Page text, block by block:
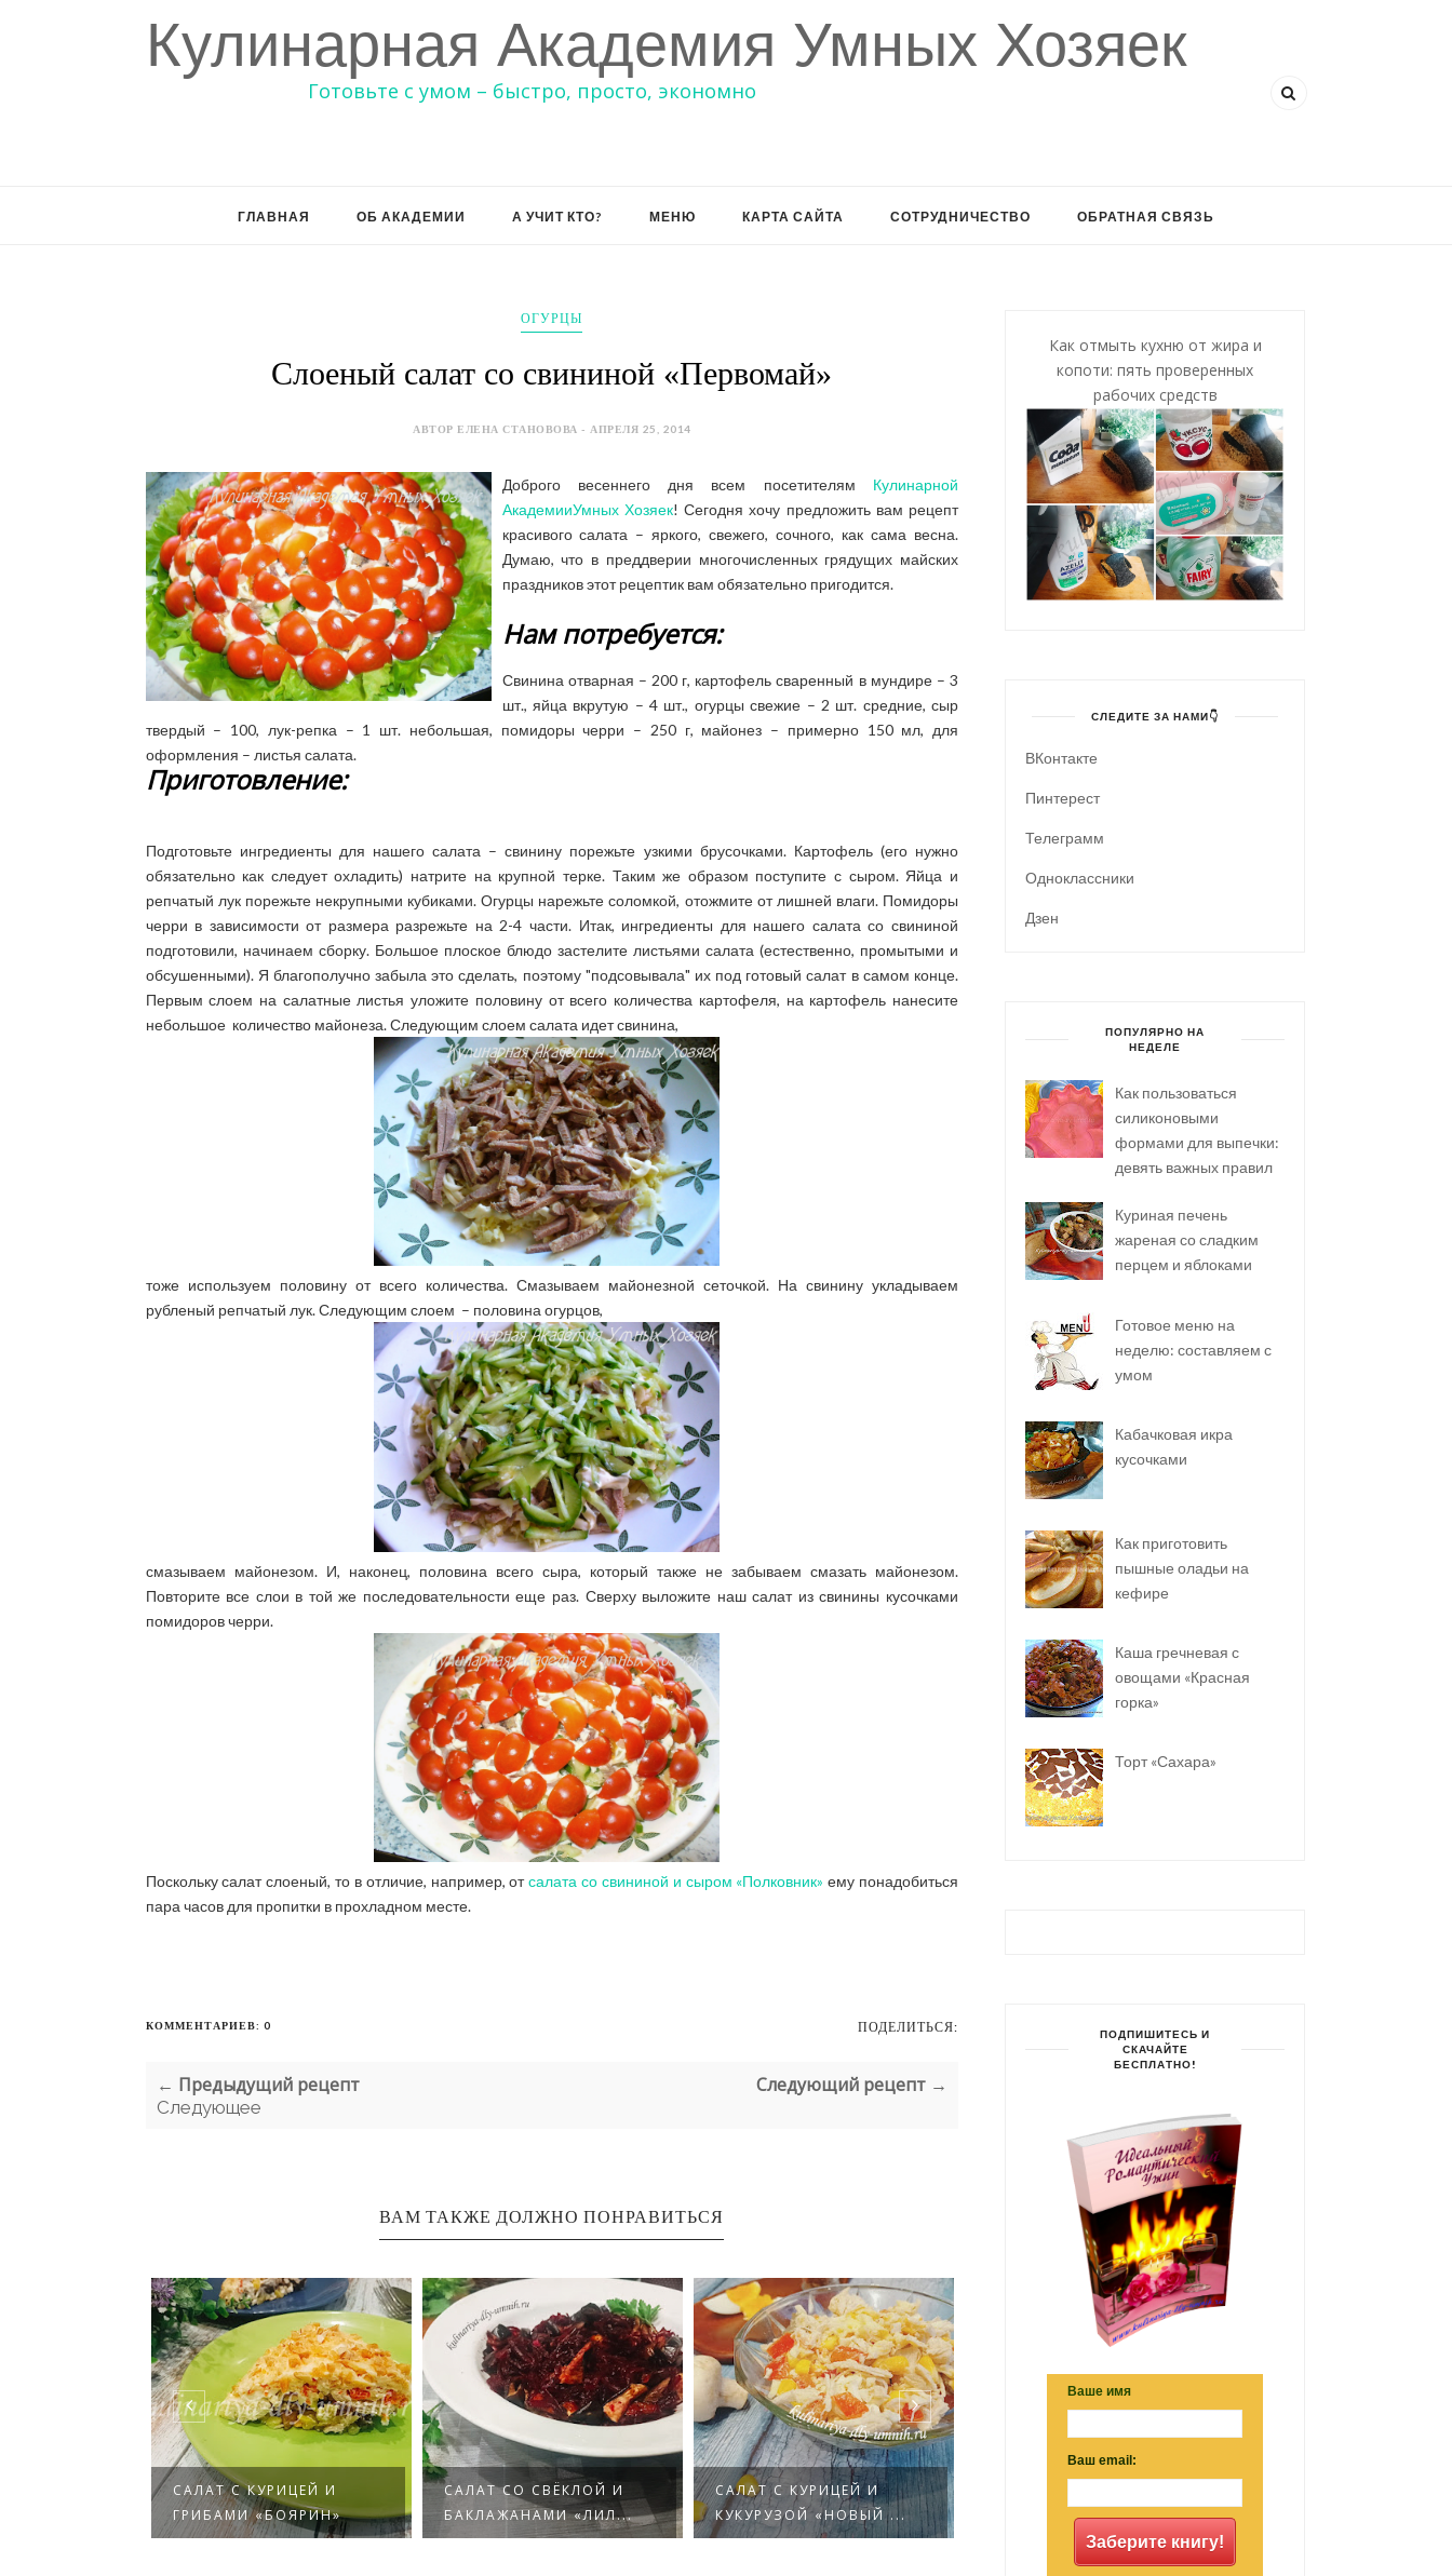
Кулинарная Академия Умных Хозяек
Готовьте с умом – быстро, просто, экономно
ГЛАВНАЯ ОБ АКАДЕМИИ А УЧИТ КТО? МЕНЮ КАРТА САЙТА СОТРУДНИЧЕСТВО ОБРАТНАЯ СВЯЗЬ
ОГУРЦЫ
Слоеный салат со свининой «Первомай»
АВТОР ЕЛЕНА СТАНОВОВА - АПРЕЛЯ 25, 2014
Доброго весеннего дня всем посетителям Кулинарной
АкадемииУмных Хозяек! Сегодня хочу предложить вам рецепт
красивого салата – яркого, свежего, сочного, как сама весна.
Думаю, что в преддверии многочисленных грядущих майских
праздников этот рецептик вам обязательно пригодится.
Нам потребуется:
Свинина отварная – 200 г, картофель сваренный в мундире – 3
шт., яйца вкрутую – 4 шт., огурцы свежие – 2 шт. средние, сыр
твердый – 100, лук-репка – 1 шт. небольшая, помидоры черри – 250 г, майонез – примерно 150 мл, для
оформления – листья салата.
Приготовление:
Подготовьте ингредиенты для нашего салата – свинину порежьте узкими брусочками. Картофель (его нужно
обязательно как следует охладить) натрите на крупной терке. Таким же образом поступите с сыром. Яйца и
репчатый лук порежьте некрупными кубиками. Огурцы нарежьте соломкой, отожмите от лишней влаги. Помидоры
черри в зависимости от размера разрежьте на 2-4 части. Итак, ингредиенты для нашего салата со свининой
подготовили, начинаем сборку. Большое плоское блюдо застелите листьями салата (естественно, промытыми и
обсушенными). Я благополучно забыла это сделать, поэтому "подсовывала" их под готовый салат в самом конце.
Первым слоем на салатные листья уложите половину от всего количества картофеля, на картофель нанесите
небольшое количество майонеза. Следующим слоем салата идет свинина,
тоже используем половину от всего количества. Смазываем майонезной сеточкой. На свинину укладываем
рубленый репчатый лук. Следующим слоем – половина огурцов,
смазываем майонезом. И, наконец, половина всего сыра, который также не забываем смазать майонезом.
Повторите все слои в той же последовательности еще раз. Сверху выложите наш салат из свинины кусочками
помидоров черри.
Поскольку салат слоеный, то в отличие, например, отсалата со свининой и сыром «Полковник»ему понадобиться
пара часов для пропитки в прохладном месте.
КОММЕНТАРИЕВ: 0 ПОДЕЛИТЬСЯ:
← Предыдущий рецепт
Следующее
Следующий рецепт →
ВАМ ТАКЖЕ ДОЛЖНО ПОНРАВИТЬСЯ
САЛАТ С КУРИЦЕЙ И
ГРИБАМИ «БОЯРИН»
САЛАТ СО СВЁКЛОЙ И
БАКЛАЖАНАМИ «ЛИЛ...
САЛАТ С КУРИЦЕЙ И
КУКУРУЗОЙ «НОВЫЙ ...
КУРИНОЕ ФИЛЕ С
Как отмыть кухню от жира и
копоти: пять проверенных
рабочих средств
СЛЕДИТЕ ЗА НАМИ👇
ВКонтакте
Пинтерест
Телеграмм
Одноклассники
Дзен
ПОПУЛЯРНО НА
НЕДЕЛЕ
Как пользоваться
силиконовыми
формами для выпечки:
девять важных правил
Куриная печень
жареная со сладким
перцем и яблоками
Готовое меню на
неделю: составляем с
умом
Кабачковая икра
кусочками
Как приготовить
пышные оладьи на
кефире
Каша гречневая с
овощами «Красная
горка»
Торт «Сахара»
ПОДПИШИТЕСЬ И
СКАЧАЙТЕ
БЕСПЛАТНО!
Ваше имя
Ваш email:
Заберите книгу!